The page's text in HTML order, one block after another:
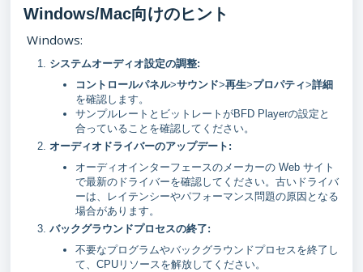
Windows/Mac向けのヒント
Windows:
システムオーディオ設定の調整:
コントロールパネル>サウンド>再生>プロパティ>詳細
を確認します。
サンプルレートとビットレートがBFD Playerの設定と
合っていることを確認してください。
オーディオドライバーのアップデート:
オーディオインターフェースのメーカーの Web サイト
で最新のドライバーを確認してください。古いドライバ
ーは、レイテンシーやパフォーマンス問題の原因となる
場合があります。
バックグラウンドプロセスの終了:
不要なプログラムやバックグラウンドプロセスを終了し
て、CPUリソースを解放してください。